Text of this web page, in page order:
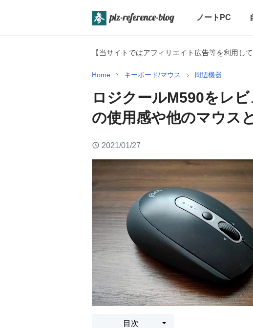
ノートPC
【当サイトではアフィリエイト広告等を利用して
Home キーボード/マウス 周辺機器
ロジクールM590をレ
の使用感や他のマウス
2021/01/27
目次